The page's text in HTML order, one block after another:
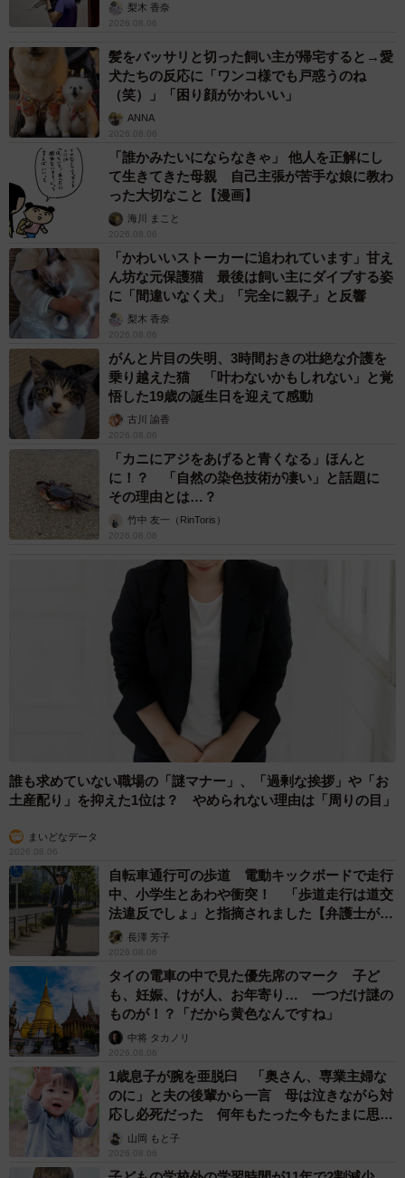
梨木 香奈
2026.08.06
髪をバッサリと切った飼い主が帰宅すると→愛
犬たちの反応に「ワンコ様でも戸惑うのね
（笑）」「困り顔がかわいい」
ANNA
2026.08.06
「誰かみたいにならなきゃ」 他人を正解にし
て生きてきた母親 自己主張が苦手な娘に教わ
った大切なこと【漫画】
海川 まこと
2026.08.06
「かわいいストーカーに追われています」甘え
ん坊な元保護猫 最後は飼い主にダイブする姿
に「間違いなく犬」「完全に親子」と反響
梨木 香奈
2026.08.06
がんと片目の失明、3時間おきの壮絶な介護を
乗り越えた猫 「叶わないかもしれない」と覚
悟した19歳の誕生日を迎えて感動
古川 諭香
2026.08.06
「カニにアジをあげると青くなる」ほんと
に！？ 「自然の染色技術が凄い」と話題に
その理由とは…？
竹中 友一（RinToris）
2026.08.06
誰も求めていない職場の「謎マナー」、「過剰な挨拶」や「お
土産配り」を抑えた1位は？ やめられない理由は「周りの目」
まいどなデータ
2026.08.06
自転車通行可の歩道 電動キックボードで走行
中、小学生とあわや衝突！ 「歩道走行は道交
法違反でしょ」と指摘されました【弁護士が解
説】長澤 芳子
2026.08.06
タイの電車の中で見た優先席のマーク 子ど
も、妊娠、けが人、お年寄り… 一つだけ謎の
ものが！？「だから黄色なんですね」
中将 タカノリ
2026.08.06
1歳息子が腕を亜脱臼 「奥さん、専業主婦な
のに」と夫の後輩から一言 母は泣きながら対
応し必死だった 何年もたった今もたまに思い
出し…山岡 もと子
2026.08.06